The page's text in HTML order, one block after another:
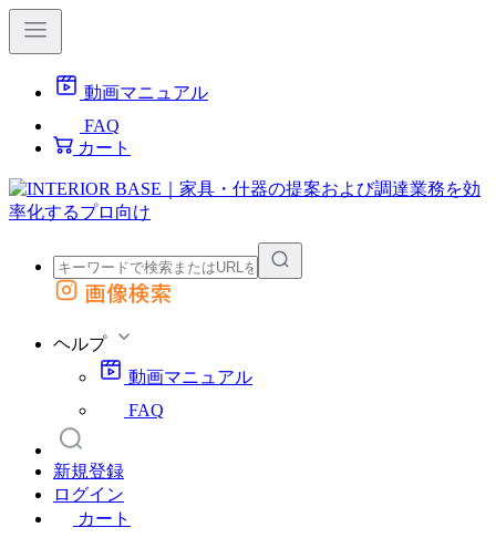
動画マニュアル
FAQ
カート
外部サイトの商品をカートに追加
画像検索
ヘルプ
動画マニュアル
FAQ
新規登録
ログイン
カート